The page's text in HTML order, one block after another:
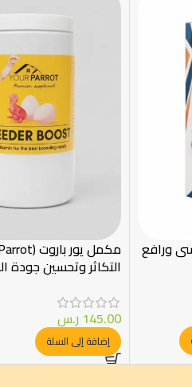
ورافع
145.00 ر.س
إضافة إلى السلة